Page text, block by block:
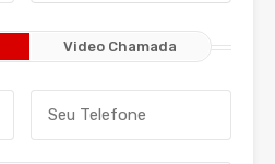
Video Chamada